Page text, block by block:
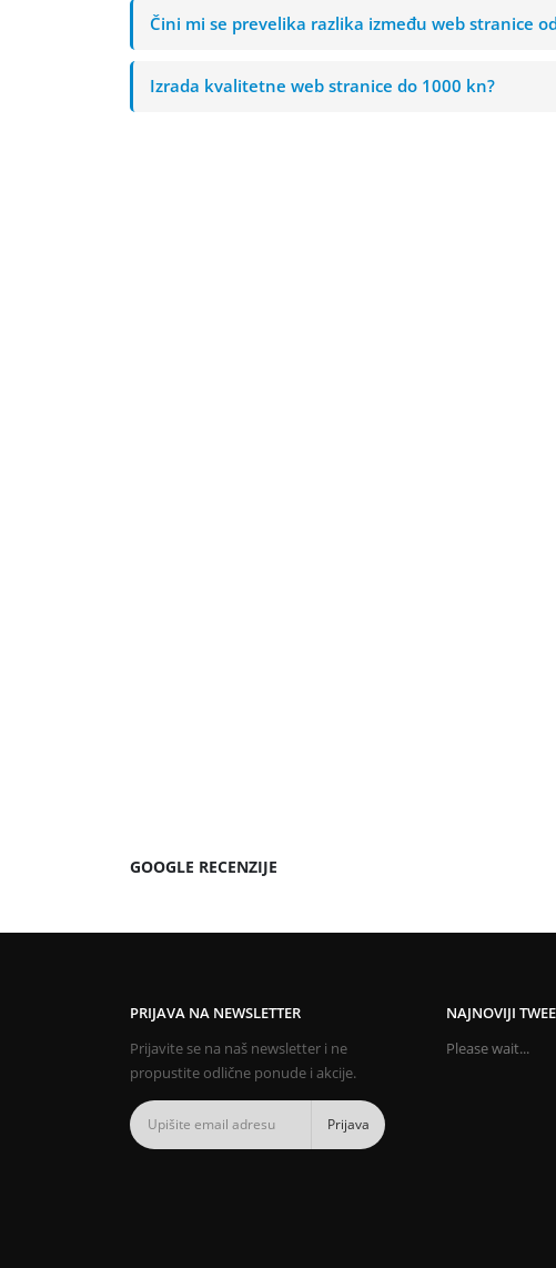
Čini mi se prevelika razlika između web stranice
Izrada kvalitetne web stranice do 1000 kn?
GOOGLE RECENZIJE
PRIJAVA NA NEWSLETTER
Prijavite se na naš newsletter i ne
propustite odlične ponude i akcije.
NAJNOVIJI
Please wait...